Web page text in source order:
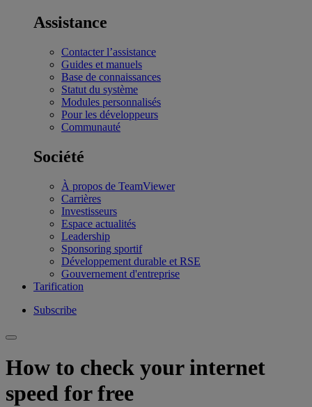
Assistance
Contacter l’assistance
Guides et manuels
Base de connaissances
Statut du système
Modules personnalisés
Pour les développeurs
Communauté
Société
À propos de TeamViewer
Carrières
Investisseurs
Espace actualités
Leadership
Sponsoring sportif
Développement durable et RSE
Gouvernement d'entreprise
Tarification
Subscribe
How to check your internet
speed for free